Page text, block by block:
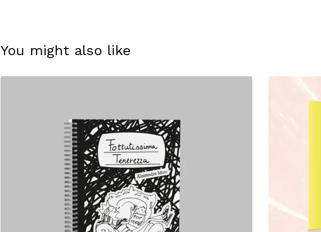
You might also like